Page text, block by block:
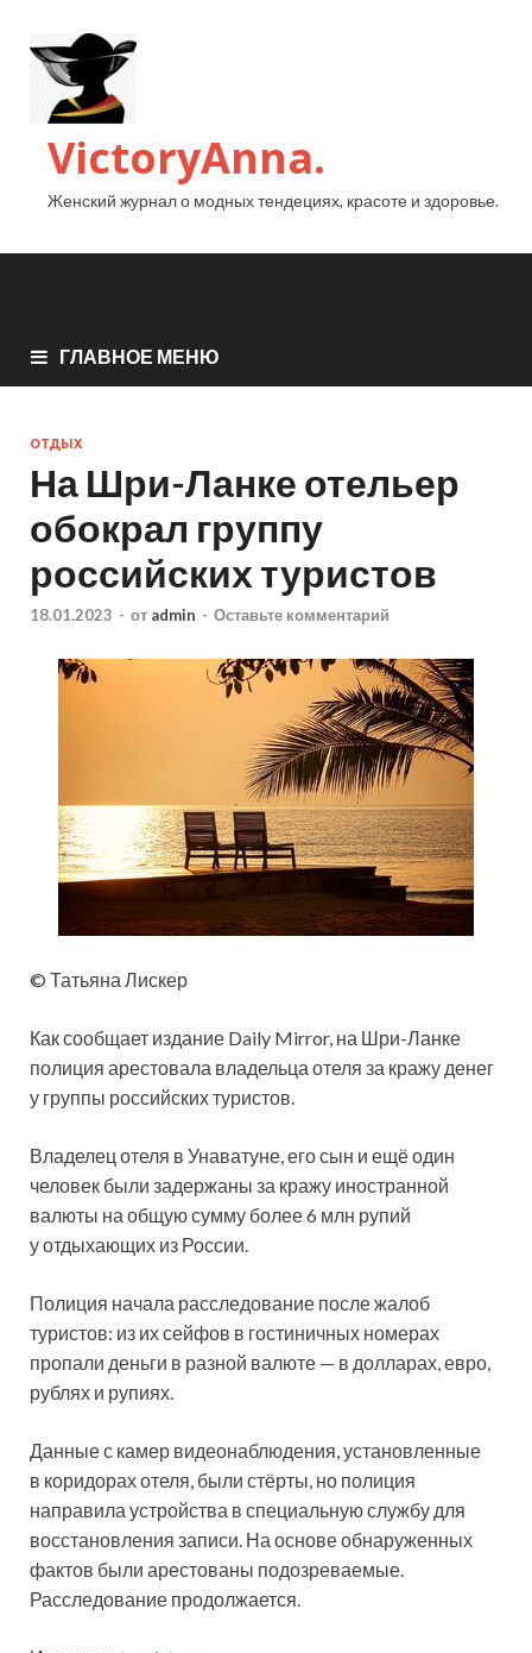
VictoryAnna.
Женский журнал о модных тендециях, красоте и здоровье.
ГЛАВНОЕ МЕНЮ
ОТДЫХ
На Шри-Ланке отельер
обокрал группу
российских туристов
18.01.2023 - от admin - Оставьте комментарий
© Татьяна Лискер
Как сообщает издание Daily Mirror, на Шри-Ланке
полиция арестовала владельца отеля за кражу денег
у группы российских туристов.
Владелец отеля в Унаватуне, его сын и ещё один
человек были задержаны за кражу иностранной
валюты на общую сумму более 6 млн рупий
у отдыхающих из России.
Полиция начала расследование после жалоб
туристов: из их сейфов в гостиничных номерах
пропали деньги в разной валюте — в долларах, евро,
рублях и рупиях.
Данные с камер видеонаблюдения, установленные
в коридорах отеля, были стёрты, но полиция
направила устройства в специальную службу для
восстановления записи. На основе обнаруженных
фактов были арестованы подозреваемые.
Расследование продолжается.